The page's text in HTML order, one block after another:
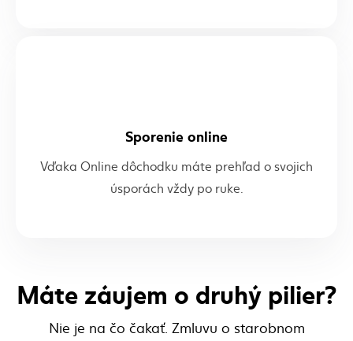
Sporenie online
Vďaka Online dôchodku máte prehľad o svojich
úsporách vždy po ruke.
Máte záujem o druhý pilier?
Nie je na čo čakať. Zmluvu o starobnom